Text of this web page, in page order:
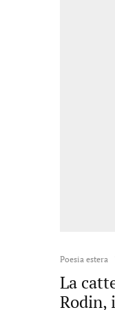
Poesia estera
La
Rodin,